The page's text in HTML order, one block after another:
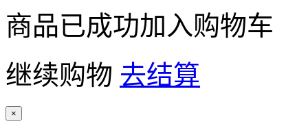
商品已成功加入购物车
继续购物 去结算
×